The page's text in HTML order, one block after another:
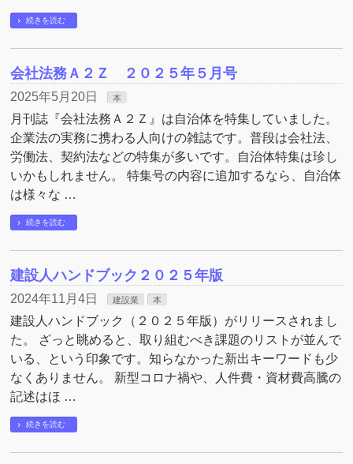
続きを読む
会社法務Ａ２Ｚ ２０２５年５月号
2025年5月20日 本
月刊誌『会社法務Ａ２Ｚ』は自治体を特集していました。
企業法の実務に携わる人向けの雑誌です。普段は会社法、
労働法、契約法などの特集が多いです。自治体特集は珍し
いかもしれません。 特集号の内容に追加するなら、自治体
は様々な …
続きを読む
建設人ハンドブック２０２５年版
2024年11月4日 建設業 本
建設人ハンドブック（２０２５年版）がリリースされまし
た。 ざっと眺めると、取り組むべき課題のリストが並んで
いる、という印象です。知らなかった新出キーワードも少
なくありません。 新型コロナ禍や、人件費・資材費高騰の
記述はほ …
続きを読む